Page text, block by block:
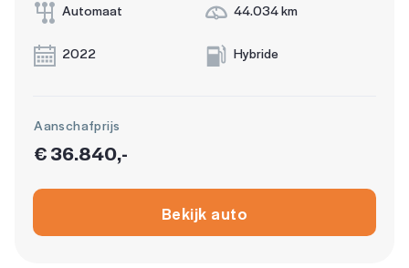
Automaat 44.034 km
2022 Hybride
Aanschafprijs
€ 36.840,-
Bekijk auto